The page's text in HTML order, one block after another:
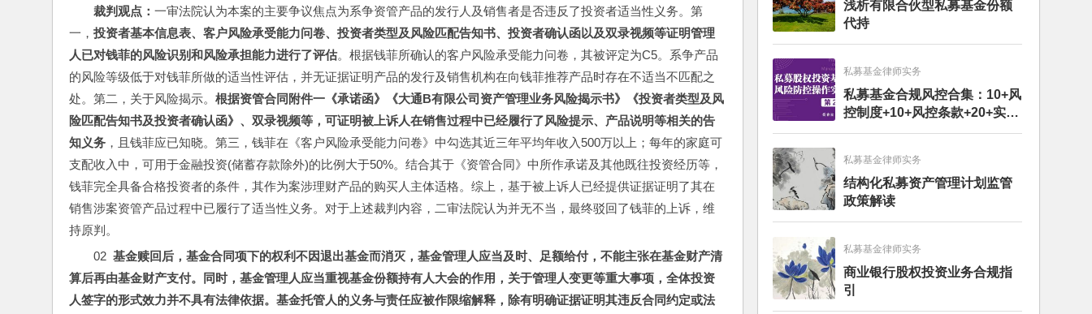
裁判观点： 一审法院认为本案的主要争议焦点为系争资管产品的发行人及销售者是否违反了投资者适当性义务。第
一， 投资者基本信息表、客户风险承受能力问卷、投资者类型及风险匹配告知书、投资者确认函以及双录视频等证明管理
人已对钱菲的风险识别和风险承担能力进行了评估。根据钱菲所确认的客户风险承受能力问卷，其被评定为C5。系争产品
的风险等级低于对钱菲所做的适当性评估，并无证据证明产品的发行及销售机构在向钱菲推荐产品时存在不适当不匹配之
处。第二，关于风险揭示。 根据资管合同附件一《承诺函》《大通B有限公司资产管理业务风险揭示书》《投资者类型及风
险匹配告知书及投资者确认函》、双录视频等，可证明被上诉人在销售过程中已经履行了风险提示、产品说明等相关的告
知义务 ，且钱菲应已知晓。第三，钱菲在《客户风险承受能力问卷》中勾选其近三年平均年收入500万以上；每年的家庭可
支配收入中，可用于金融投资(储蓄存款除外)的比例大于50%。结合其于《资管合同》中所作承诺及其他既往投资经历等，
钱菲完全具备合格投资者的条件，其作为案涉理财产品的购买人主体适格。综上，基于被上诉人已经提供证据证明了其在
销售涉案资管产品过程中已履行了适当性义务。对于上述裁判内容，二审法院认为并无不当，最终驳回了钱菲的上诉，维
持原判。
02 基金赎回后，基金合同项下的权利不因退出基金而消灭，基金管理人应当及时、足额给付，不能主张在基金财产清
算后再由基金财产支付。同时，基金管理人应当重视基金份额持有人大会的作用，关于管理人变更等重大事项，全体投资
人签字的形式效力并不具有法律依据。基金托管人的义务与责任应被作限缩解释，除有明确证据证明其违反合同约定或法
浅析有限合伙型私募基金份额
代持
私募基金律师实务
私募基金合规风控合集：10+风
控制度+10+风控条款+20+实务
文章+每月动态
私募基金律师实务
结构化私募资产管理计划监管
政策解读
私募基金律师实务
商业银行股权投资业务合规指
引